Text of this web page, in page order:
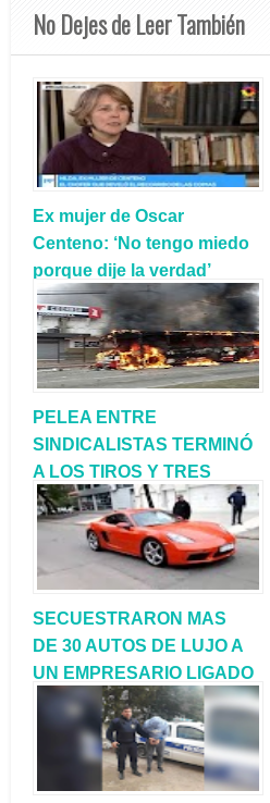
No Dejes de Leer También
Ex mujer de Oscar
Centeno: ‘No tengo miedo
porque dije la verdad’
PELEA ENTRE
SINDICALISTAS TERMINÓ
A LOS TIROS Y TRES
COLECTIVOS
INCENDIADOS
SECUESTRARON MAS
DE 30 AUTOS DE LUJO A
UN EMPRESARIO LIGADO
A ‘PATA’ MEDINA